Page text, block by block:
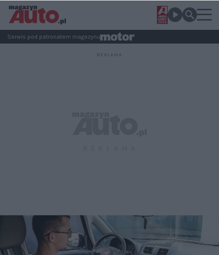
Serwis pod patronatem magazynu